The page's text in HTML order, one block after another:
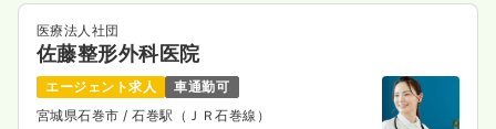
医療法人社団
佐藤整形外科医院
エージェント求人
車通勤可
宮城県石巻市/ 石巻駅（ＪＲ石巻線）